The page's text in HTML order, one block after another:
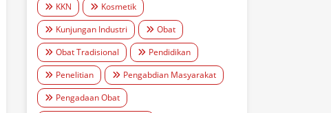
KKN
Kosmetik
Kunjungan Industri
Obat
Obat Tradisional
Pendidikan
Penelitian
Pengabdian Masyarakat
Pengadaan Obat